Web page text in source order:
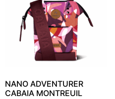
NANO ADVENTURER
CABAIA MONTREUIL